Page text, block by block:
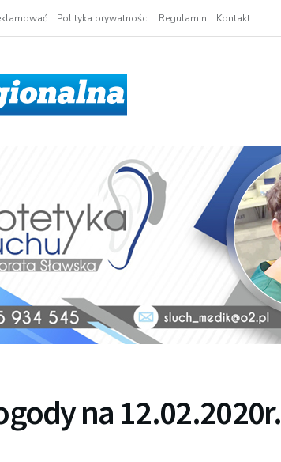
Polityka prywatności Regulamin Kontakt
na 12.02.2020r.